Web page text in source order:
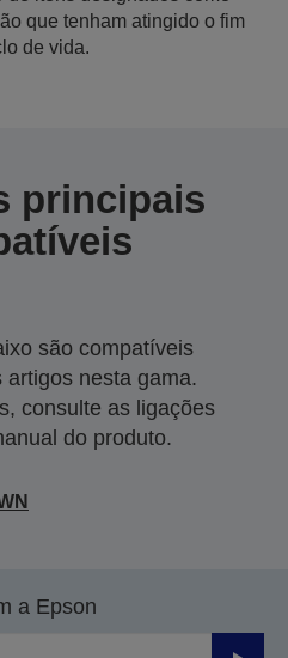
que tenham atingido o fim
de vida.
principais
são compatíveis
artigos nesta gama.
consulte as ligações
do produto.
a Epson